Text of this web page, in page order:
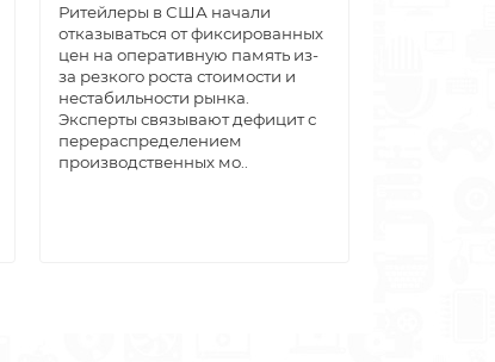
Ритейлеры в США начали
отказываться от фиксированных
цен на оперативную память из-
за резкого роста стоимости и
нестабильности рынка.
Эксперты связывают дефицит с
перераспределением
производственных мо..